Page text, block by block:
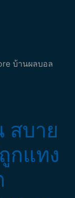
บ้านผลบอล
สบาย
กแทง